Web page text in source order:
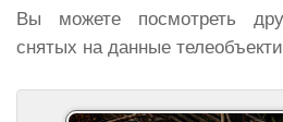
Вы можете посмотреть
снятых на данные